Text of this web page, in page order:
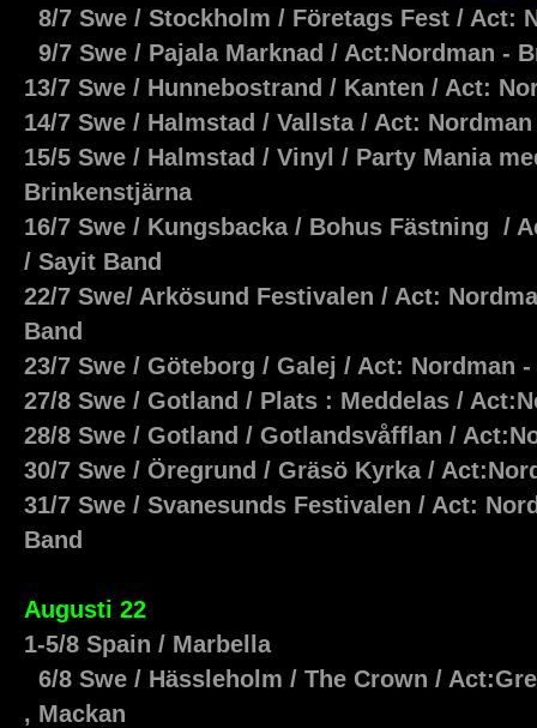
8/7 Swe / Stockholm / Företags Fest / Act:
9/7 Swe / Pajala Marknad / Act:Nordman -
13/7 Swe / Hunnebostrand / Kanten / Act:
14/7 Swe / Halmstad / Vallsta / Act:
15/5 Swe / Halmstad / Vinyl / Party Mania
Brinkenstjärna
16/7 Swe / Kungsbacka / Bohus Fästning /
/ Sayit Band
22/7 Swe/ Arkösund Festivalen / Act:
Band
23/7 Swe / Göteborg / Galej / Act: Nordman
27/8 Swe / Gotland / Plats : Meddelas /
28/8 Swe / Gotland / Gotlandsvåfflan /
30/7 Swe / Öregrund / Gräsö Kyrka /
31/7 Swe / Svanesunds Festivalen / Act:
Band
Augusti 22
1-5/8 Spain / Marbella
6/8 Swe / Hässleholm / The Crown /
, Mackan